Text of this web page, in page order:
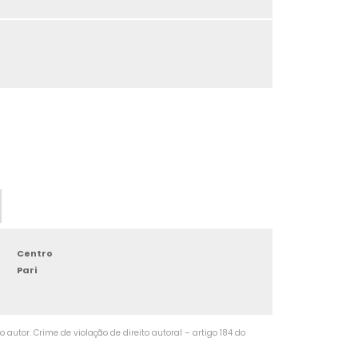
Centro
Pari
Crime de violação de direito autoral – artigo 184 do